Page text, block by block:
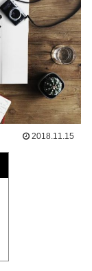
2018.11.15